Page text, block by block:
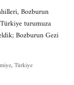
Bozburun
turumuza
Bozburun Gezi
,Türkiye